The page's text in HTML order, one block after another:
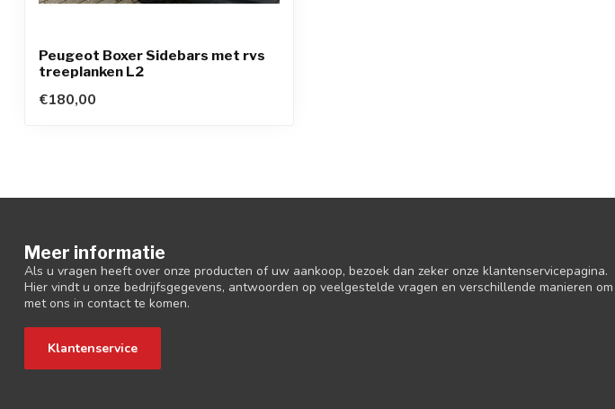
Peugeot Boxer Sidebars met rvs
treeplanken L2
€180,00
Meer informatie
Als u vragen heeft over onze producten of uw aankoop, bezoek dan zeker onze klantenservicepagina.
Hier vindt u onze bedrijfsgegevens, antwoorden op veelgestelde vragen en verschillende manieren om
met ons in contact te komen.
Klantenservice